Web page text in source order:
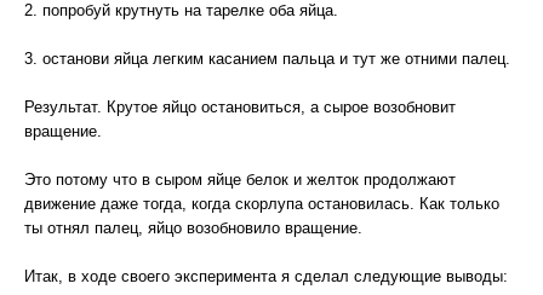
2. попробуй крутнуть на тарелке оба яйца.
3. останови яйца легким касанием пальца и тут же отними палец.
Результат. Крутое яйцо остановиться, а сырое возобновит
вращение.
Это потому что в сыром яйце белок и желток продолжают
движение даже тогда, когда скорлупа остановилась. Как только
ты отнял палец, яйцо возобновило вращение.
Итак, в ходе своего эксперимента я сделал следующие выводы: